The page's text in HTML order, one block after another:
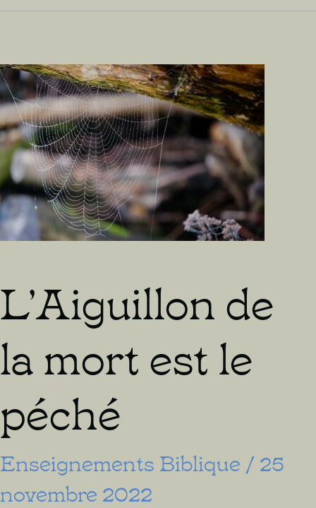
la
Fidélité
L’Aiguillon de
la mort est le
péché
Enseignements Biblique /25
novembre 2022